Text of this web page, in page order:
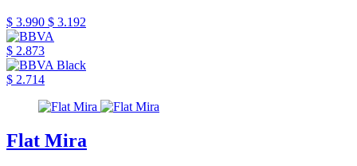
$ 3.990 $ 3.192
$ 2.873
$ 2.714
Flat Mira